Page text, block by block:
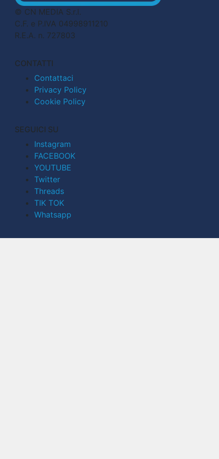
© CN MEDIA S.r.l.
C.F. e P.IVA 04998911210
R.E.A. n. 727803
CONTATTI
Contattaci
Privacy Policy
Cookie Policy
SEGUICI SU
Instagram
FACEBOOK
YOUTUBE
Twitter
Threads
TIK TOK
Whatsapp